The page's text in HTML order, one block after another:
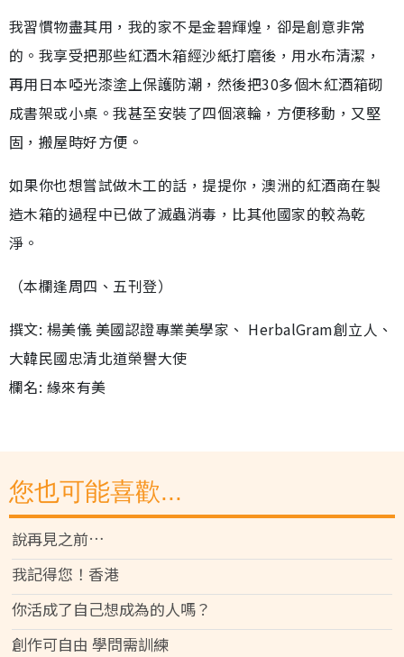
我習慣物盡其用，我的家不是金碧輝煌，卻是創意非常
的。我享受把那些紅酒木箱經沙紙打磨後，用水布清潔，
再用日本啞光漆塗上保護防潮，然後把30多個木紅酒箱砌
成書架或小桌。我甚至安裝了四個滾輪，方便移動，又堅
固，搬屋時好方便。
如果你也想嘗試做木工的話，提提你，澳洲的紅酒商在製
造木箱的過程中已做了滅蟲消毒，比其他國家的較為乾
淨。
（本欄逢周四、五刊登）
撰文: 楊美儀 美國認證專業美學家、 HerbalGram創立人、
大韓民國忠清北道榮譽大使
欄名: 緣來有美
您也可能喜歡...
說再見之前…
我記得您！香港
你活成了自己想成為的人嗎？
創作可自由 學問需訓練